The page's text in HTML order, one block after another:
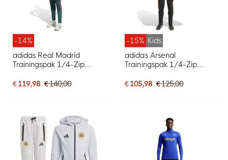
-14%
adidas Real Madrid
Trainingspak 1/4-Zip
Roze Wit
€ 119,98 € 140,00
-15% Kids
adidas Arsenal
Trainingspak 1/4-Zip
Oranje
€ 105,98 € 125,00